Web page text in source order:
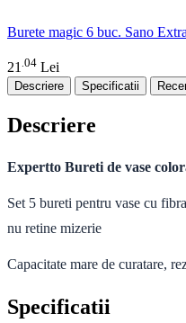
Burete magic 6 buc. Sano Extra
21 04 Lei
Descriere Specificatii
Descriere
Expertto Bureti de vase
Set 5 bureti pentru vase cu
nu retine mizerie
Capacitate mare de curatare,
Specificatii